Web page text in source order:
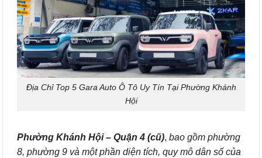
Địa Chỉ Top 5 Gara Auto Ô Tô Uy Tín Tại Phường Khánh
Hội
Phường Khánh Hội – Quận 4 (cũ), bao gồm phường
8, phường 9 và một phần diện tích, quy mô dân số của